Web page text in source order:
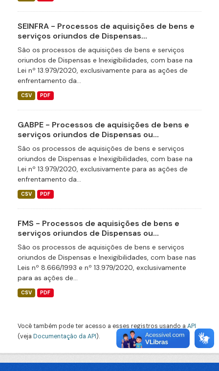
SEINFRA - Processos de aquisições de bens e
serviços oriundos de Dispensas...
São os processos de aquisições de bens e serviços
oriundos de Dispensas e Inexigibilidades, com base na
Lei nº 13.979/2020, exclusivamente para as ações de
enfrentamento da...
CSV PDF
GABPE - Processos de aquisições de bens e
serviços oriundos de Dispensas ou...
São os processos de aquisições de bens e serviços
oriundos de Dispensas e Inexigibilidades, com base na
Lei nº 13.979/2020, exclusivamente para as ações de
enfrentamento da...
CSV PDF
FMS - Processos de aquisições de bens e
serviços oriundos de Dispensas ou...
São os processos de aquisições de bens e serviços
oriundos de Dispensas e Inexigibilidades, com base nas
Leis nº 8.666/1993 e nº 13.979/2020, exclusivamente
para as ações de...
CSV PDF
Você também pode ter acesso a esses registros usando a API
(veja Documentação da API).